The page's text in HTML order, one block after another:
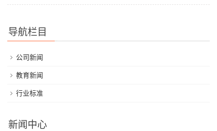
导航栏目
公司新闻
教育新闻
行业标准
新闻中心